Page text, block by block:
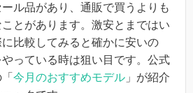
ル品があり、通販で買うよりも
とがあります。激安とまではい
比較してみると確かに安いの
っている時は狙い目です。公式
今月のおすすめモデル 」が紹介